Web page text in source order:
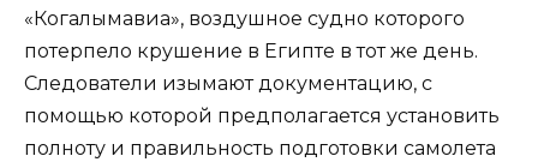
«Когалымавиа», воздушное судно которого
потерпело крушение в Египте в тот же день.
Следователи изымают документацию, с
помощью которой предполагается установить
полноту и правильность подготовки самолета